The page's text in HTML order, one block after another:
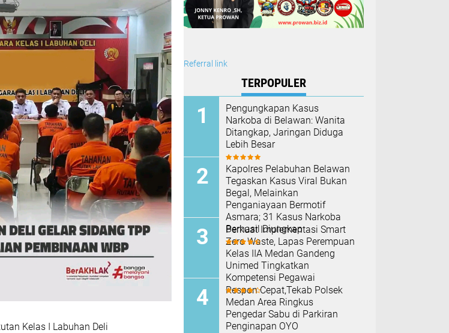
Kelas I Labuhan Deli
Referral link
TERPOPULER
Pengungkapan Kasus
Narkoba di Belawan: Wanita
Ditangkap, Jaringan Diduga
Lebih Besar
Kapolres Pelabuhan Belawan
Tegaskan Kasus Viral Bukan
Begal, Melainkan
Penganiayaan Bermotif
Asmara; 31 Kasus Narkoba
Berhasil Diungkap
Perkuat Implementasi Smart
Zero Waste, Lapas Perempuan
Kelas IIA Medan Gandeng
Unimed Tingkatkan
Kompetensi Pegawai
Respon Cepat,Tekab Polsek
Medan Area Ringkus
Pengedar Sabu di Parkiran
Penginapan OYO